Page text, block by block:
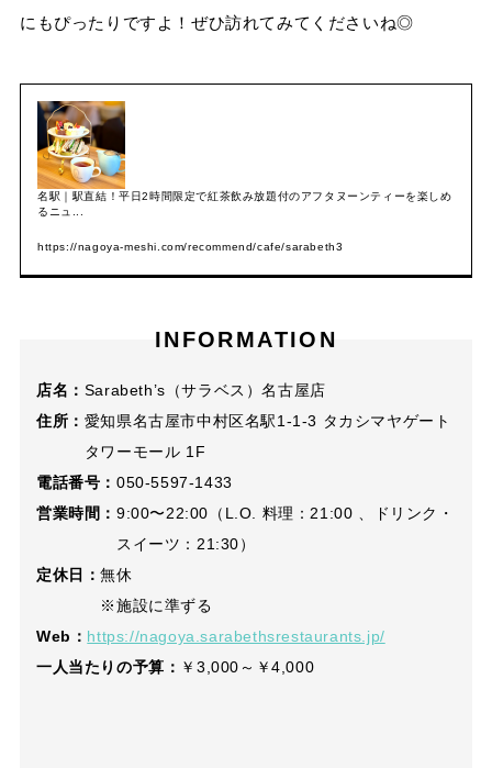
にもぴったりですよ！ぜひ訪れてみてくださいね◎
名駅｜駅直結！平日2時間限定で紅茶飲み放題付のアフタヌーンティーを楽しめ
るニュ...
https://nagoya-meshi.com/recommend/cafe/sarabeth3
INFORMATION
店名： Sarabeth’s（サラベス）名古屋店
住所： 愛知県名古屋市中村区名駅1-1-3 タカシマヤゲート
タワーモール 1F
電話番号： 050-5597-1433
営業時間： 9:00〜22:00（L.O. 料理：21:00 、ドリンク・
スイーツ：21:30）
定休日：無休
※施設に準ずる
Web： https://nagoya.sarabethsrestaurants.jp/
一人当たりの予算： ￥3,000～￥4,000